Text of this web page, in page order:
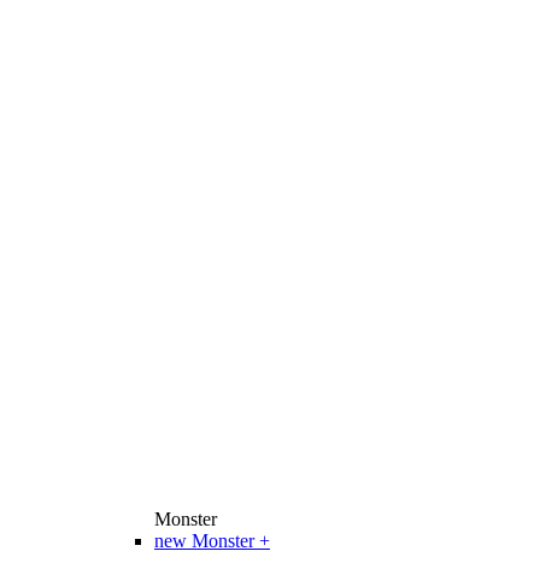
Monster
new Monster +